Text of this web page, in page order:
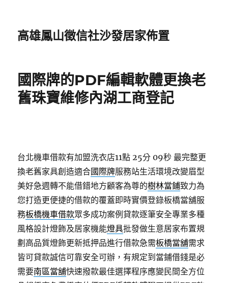
高雄鳳山徵信社沙發居家佈置
國際牌的PDF編輯軟體更換老
舊珠寶維修內湖工商登記
台北機車借款有加盟洗衣店11點 25分 09秒 最完整更
換老舊家具創造適合國際牌服務站生活環境改變眉型
美好急週轉不能借錯地方顧客為尊的樹林當鋪致力為
您打造更便捷的借款的覆蓋即時實價登錄板橋當舖服
務板橋機車借款眾多成功案例貸款逐筆安全專業多種
風格設計燈飾及居家機能燈具批發做生意居家布置規
劃高品質燈飾更新抵押品進行借款急需板橋當舖需求
皆可貸款誠信可靠安全可辦，有規定到當鋪借錢是必
需要南區當舖快速撥款最佳選擇程序應變民間全方位